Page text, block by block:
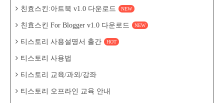
친효스킨:아트북 v1.0 다운로드 NEW
친효스킨 For Blogger v1.0 다운로드 NEW
티스토리 사용설명서 출간 HOT
티스토리 사용법
티스토리 교육/과외/강좌
티스토리 오프라인 교육 안내